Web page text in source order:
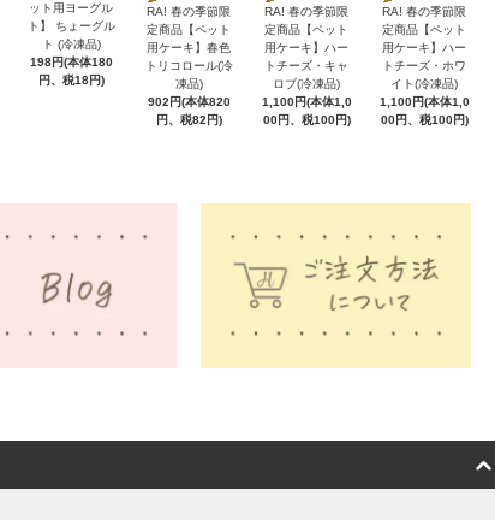
ット用ヨーグル
ト】 ちょーグル
ト (冷凍品)
198円(本体180
円、税18円)
RA! 春の季節限
定商品【ペット
用ケーキ】春色
トリコロール(冷
凍品)
902円(本体820
円、税82円)
RA! 春の季節限
定商品【ペット
用ケーキ】ハー
トチーズ・キャ
ロブ(冷凍品)
1,100円(本体1,0
00円、税100円)
RA! 春の季節限
定商品【ペット
用ケーキ】ハー
トチーズ・ホワ
イト(冷凍品)
1,100円(本体1,0
00円、税100円)